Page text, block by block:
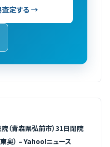
査定する →
（青森県弘前市）31日閉院
奥） – Yahoo!ニュース